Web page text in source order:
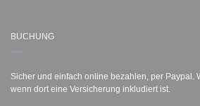
BUCHUNG
Sicher und einfach online bezahlen, per Paypal.
wenn dort eine Versicherung inkludiert ist.